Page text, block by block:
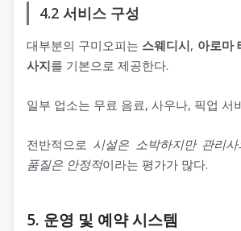
4.2 서비스 구성
대부분의 구미오피는 스웨디시, 아로마
사지를 기본으로 제공한다.
일부 업소는 무료 음료, 사우나, 픽업 서
전반적으로 시설은 소박하지만 관리
품질은 안정적이라는 평가가 많다.
5. 운영 및 예약 시스템